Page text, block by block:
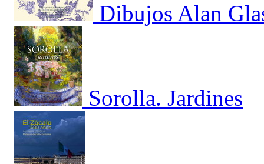
Dibujos Alan
Sorolla. Jardines